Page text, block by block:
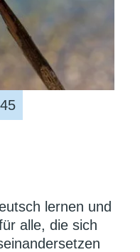
lernen und
alle, die sich